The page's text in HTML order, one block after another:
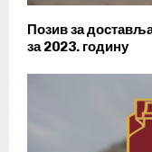
Позив за
за 2023. годину